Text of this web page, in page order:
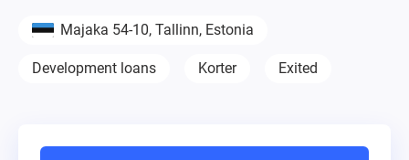
Majaka 54-10, Tallinn, Estonia
Development loans Korter Exited